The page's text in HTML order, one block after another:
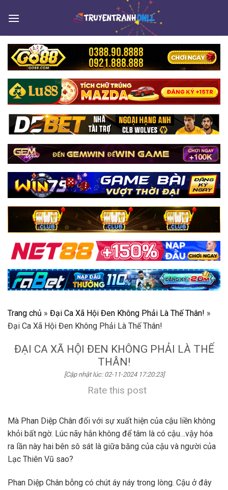
Trang chủ » Đại Ca Xã Hội Đen Không Phải Là Thế Thân! »
Đại Ca Xã Hội Đen Không Phải Là Thế Thân!
ĐẠI CA XÃ HỘI ĐEN KHÔNG PHẢI LÀ THẾ
THÂN!
[Cập nhật lúc: 02-11-2024 17:20:23]
Rate this post
Mà Phan Diệp Chân đối với sự xuất hiện của cậu liền không
khỏi bất ngờ. Lúc nãy hắn không để tâm là có cậu…vậy hóa
ra lần này hai bên sô sát là giữa băng của cậu và người của
Lạc Thiên Vũ sao?
Phan Diệp Chân bỗng có chút áy náy trong lòng. Cậu ở đây